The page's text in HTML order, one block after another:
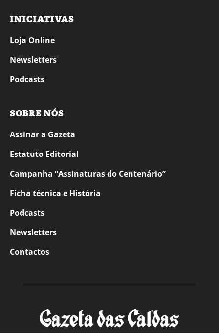
INICIATIVAS
Loja Online
Newsletters
Podcasts
SOBRE NÓS
Assinar a Gazeta
Estatuto Editorial
Campanha “Assinaturas do Centenário”
Ficha técnica e História
Podcasts
Newsletters
Contactos